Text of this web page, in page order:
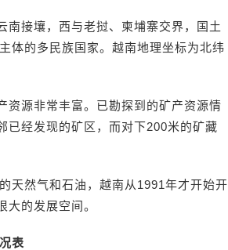
南接壤，西与老挝、柬埔寨交界，国土
体的多民族国家。越南地理坐标为北纬
资源非常丰富。已勘探到的矿产资源情
已经发现的矿区，而对下200米的矿藏
天然气和石油，越南从1991年才开始开
的发展空间。
表